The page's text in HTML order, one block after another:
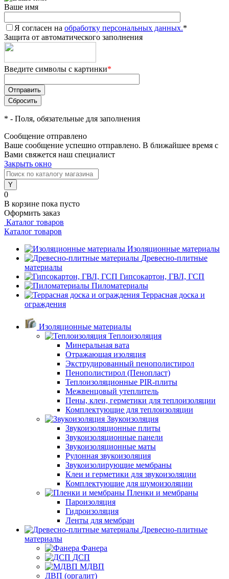
Ваше имя
Я согласен на обработку персональных данных.*
Защита от автоматического заполнения
Введите символы с картинки*
* - Поля, обязательные для заполнения
Сообщение отправлено
Ваше сообщение успешно отправлено. В ближайшее время с
Вами свяжется наш специалист
Закрыть окно
0
В корзине пока пусто
Оформить заказ
Каталог товаров
Каталог товаров
Изоляционные материалы
Древесно-плитные
материалы
Гипсокартон, ГВЛ, ГСП
Пиломатериалы
Террасная доска и
ограждения
Изоляционные материалы
Теплоизоляция
Минеральная вата
Отражающая изоляция
Экструдированный пенополистирол
Пенополистирол (Пенопласт)
Теплоизоляционные PIR-плиты
Межвенцовый утеплитель
Пены, клеи, герметики для теплоизоляции
Комплектующие для теплоизоляции
Звукоизоляция
Звукоизоляционные плиты
Звукоизоляционные панели
Звукоизоляционные маты
Рулонная звукоизоляция
Звукоизолирующие мембраны
Клеи и герметики для звукоизоляции
Комплектующие для шумоизоляции
Пленки и мембраны
Пароизоляция
Гидроизоляция
Ленты для мембран
Древесно-плитные
материалы
Фанера
ДСП
МДВП
ДВП (оргалит)